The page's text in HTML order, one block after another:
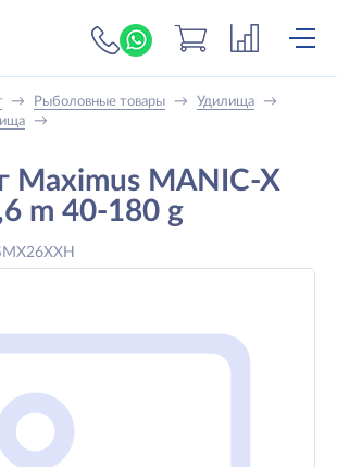
+7 (919) 698-56-
→ Рыболовные товары → Удилища
→
→
Maximus MANIC-X
m 40-180 g